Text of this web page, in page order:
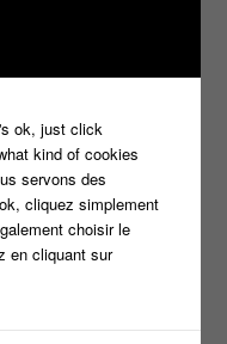
parlent de quoi ?
parlent de quoi ?
des héros
ok, just click
kind of cookies
servons des
cliquez simplement
choisir le
en cliquant sur